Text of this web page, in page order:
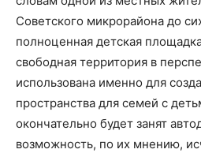
Советского микрорайона до
полноценная детская
свободная территория в
использована именно для
пространства для семей с
окончательно будет занят
возможность, по их мнению,